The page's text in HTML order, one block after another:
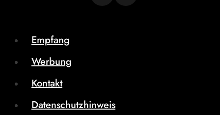
Empfang
Werbung
Kontakt
Datenschutzhinweis